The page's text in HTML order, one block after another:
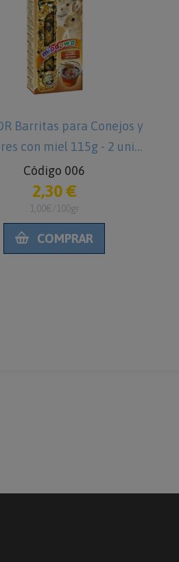
Barritas para Conejos y
con miel 115g - 2 unid.
Código 006
2,30 €
1,00€/100gr
COMPRAR